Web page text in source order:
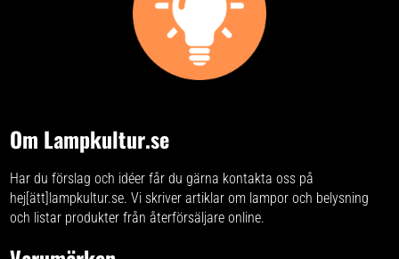
Om Lampkultur.se
Har du förslag och idéer får du gärna kontakta oss på
hej[ätt]lampkultur.se. Vi skriverartiklar om lampor och belysning
och listar produkter från återförsäljare online.